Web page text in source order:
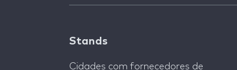
Stands
Cidades com fornecedores de